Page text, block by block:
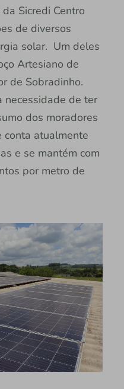
Sicredi Centro
de diversos
solar. Um deles
Artesiano de
de Sobradinho.
necessidade de ter
dos moradores
atualmente
e se mantém com
por metro de